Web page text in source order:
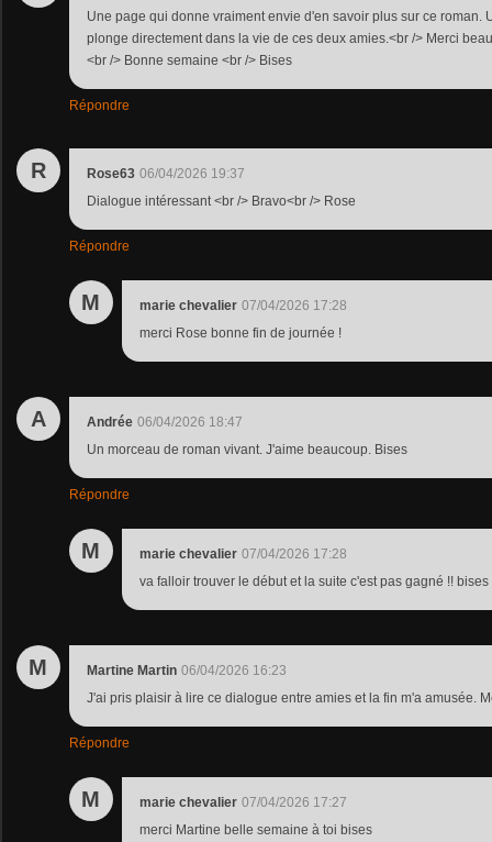
Une page qui donne vraiment envie d'en savoir plus sur ce roman.
plonge directement dans la vie de ces deux amies.<br /> Merci
<br /> Bonne semaine <br /> Bises
Répondre
R Rose63 06/04/2026 19:37
Dialogue intéressant <br /> Bravo<br /> Rose
Répondre
M marie chevalier 07/04/2026 17:28
merci Rose bonne fin de journée !
A Andrée 06/04/2026 18:47
Un morceau de roman vivant. J'aime beaucoup. Bises
Répondre
M marie chevalier 07/04/2026 17:28
va falloir trouver le début et la suite c'est pas gagné !! bises
M Martine Martin 06/04/2026 16:23
J'ai pris plaisir à lire ce dialogue entre amies et la fin m'a amusée.
Répondre
M marie chevalier 07/04/2026 17:27
merci Martine belle semaine à toi bises